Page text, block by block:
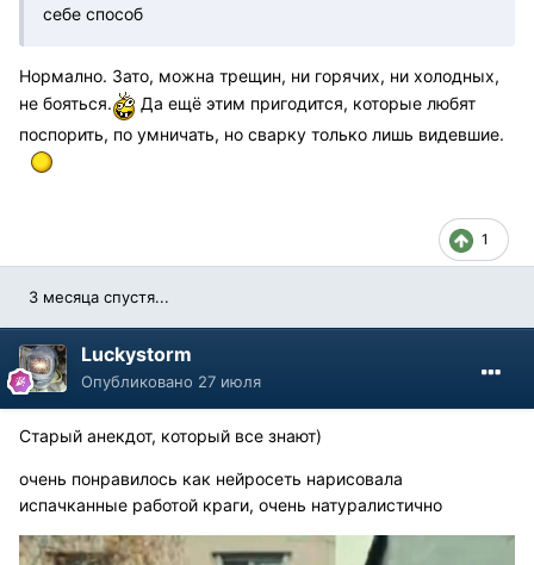
себе способ
Нормално. Зато, можна трещин, ни горячих, ни холодных,
не бояться.
Да ещё этим пригодится, которые любят
поспорить, по умничать, но сварку только лишь видевшие.
1
3 месяца спустя...
Luckystorm
Опубликовано 27 июля
Старый анекдот, который все знают)
очень понравилось как нейросеть нарисовала
испачканные работой краги, очень натуралистично